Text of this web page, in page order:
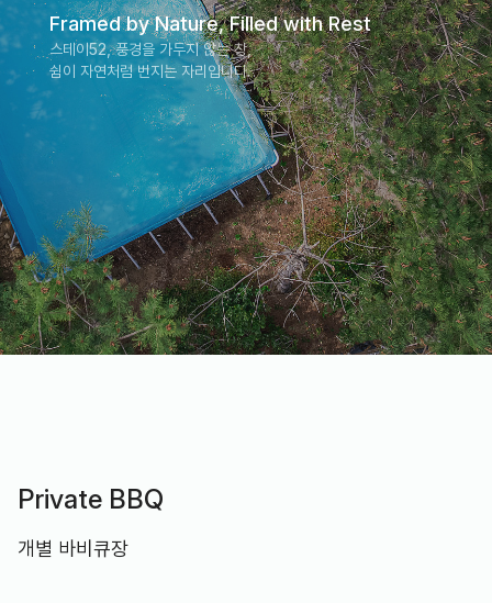
Framed by Nature, Filled with Rest
스테이52, 풍경을 가두지 않는 창,
쉼이 자연처럼 번지는 자리입니다.
Private BBQ
개별 바비큐장